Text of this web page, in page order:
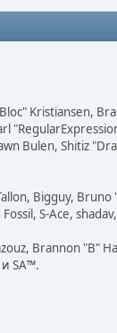
Kristiansen,
Bulen, Shitiz
Bigguy, Bruno
S-Ace,
Brannon "B"
SA™.